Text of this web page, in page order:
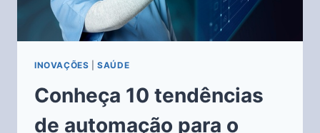
INOVAÇÕES |SAÚDE
Conheça 10 tendências
de automação para o